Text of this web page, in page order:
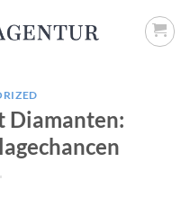
Diamanten: